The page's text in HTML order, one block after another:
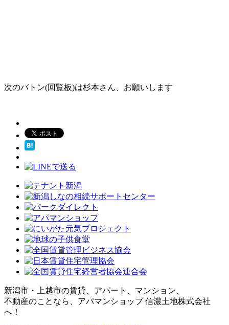
次のバトン(回覧板)は杉本さん、お願いします
新潟市・上越市の賃貸、アパート、マンション、
不動産のことなら、アパマンショップ 信濃土地株式会社
へ！